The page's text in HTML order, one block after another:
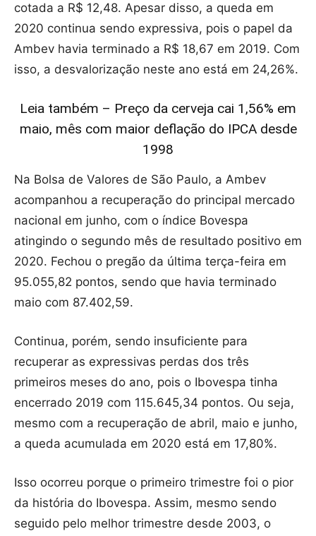
cotada a R$ 12,48. Apesar disso, a queda em
2020 continua sendo expressiva, pois o papel da
Ambev havia terminado a R$ 18,67 em 2019. Com
isso, a desvalorização neste ano está em 24,26%.
Leia também – Preço da cerveja cai 1,56% em
maio, mês com maior deflação do IPCA desde
1998
Na Bolsa de Valores de São Paulo, a Ambev
acompanhou a recuperação do principal mercado
nacional em junho, com o índice Bovespa
atingindo o segundo mês de resultado positivo em
2020. Fechou o pregão da última terça-feira em
95.055,82 pontos, sendo que havia terminado
maio com 87.402,59.
Continua, porém, sendo insuficiente para
recuperar as expressivas perdas dos três
primeiros meses do ano, pois o Ibovespa tinha
encerrado 2019 com 115.645,34 pontos. Ou seja,
mesmo com a recuperação de abril, maio e junho,
a queda acumulada em 2020 está em 17,80%.
Isso ocorreu porque o primeiro trimestre foi o pior
da história do Ibovespa. Assim, mesmo sendo
seguido pelo melhor trimestre desde 2003, o